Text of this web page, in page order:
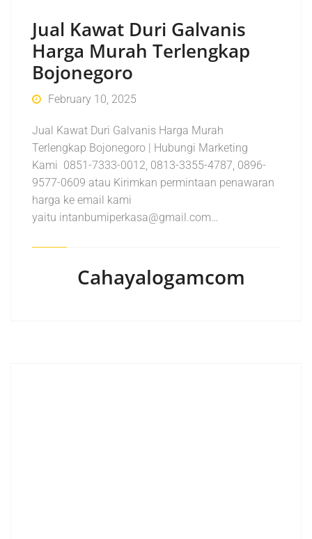
Jual Kawat Duri Galvanis
Harga Murah Terlengkap
Bojonegoro
February 10, 2025
Jual Kawat Duri Galvanis Harga Murah
Terlengkap Bojonegoro | Hubungi Marketing
Kami 0851-7333-0012, 0813-3355-4787, 0896-
9577-0609 atau Kirimkan permintaan penawaran
harga ke email kami
yaitu intanbumiperkasa@gmail.com…
Cahayalogamcom